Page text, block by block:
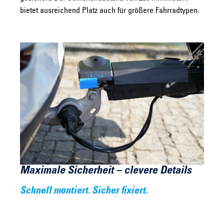
bietet ausreichend Platz auch für größere Fahrradtypen.
Maximale Sicherheit – clevere Details
Schnell montiert. Sicher fixiert.